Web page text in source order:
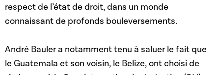
respect de l’état de droit, dans un monde
connaissant de profonds bouleversements.
André Bauler a notamment tenu à saluer le fait que
le Guatemala et son voisin, le Belize, ont choisi de